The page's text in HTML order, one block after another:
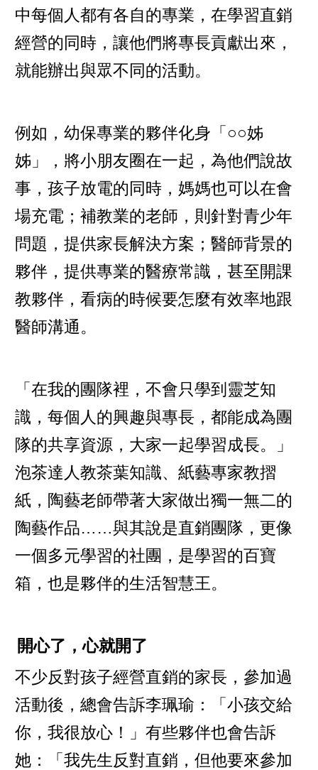
中每個人都有各自的專業，在學習直銷
經營的同時，讓他們將專長貢獻出來，
就能辦出與眾不同的活動。
例如，幼保專業的夥伴化身「○○姊
姊」，將小朋友圈在一起，為他們說故
事，孩子放電的同時，媽媽也可以在會
場充電；補教業的老師，則針對青少年
問題，提供家長解決方案；醫師背景的
夥伴，提供專業的醫療常識，甚至開課
教夥伴，看病的時候要怎麼有效率地跟
醫師溝通。
「在我的團隊裡，不會只學到靈芝知
識，每個人的興趣與專長，都能成為團
隊的共享資源，大家一起學習成長。」
泡茶達人教茶葉知識、紙藝專家教摺
紙，陶藝老師帶著大家做出獨一無二的
陶藝作品……與其說是直銷團隊，更像
一個多元學習的社團，是學習的百寶
箱，也是夥伴的生活智慧王。
開心了，心就開了
不少反對孩子經營直銷的家長，參加過
活動後，總會告訴李珮瑜：「小孩交給
你，我很放心！」有些夥伴也會告訴
她：「我先生反對直銷，但他要來參加